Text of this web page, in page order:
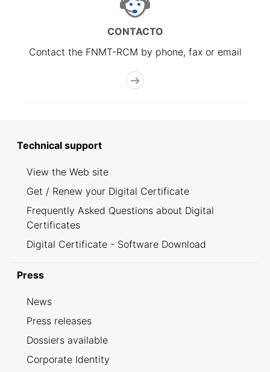
CONTACTO
Contact the FNMT-RCM by phone, fax or email
Technical support
View the Web site
Get / Renew your Digital Certificate
Frequently Asked Questions about Digital
Certificates
Digital Certificate - Software Download
Press
News
Press releases
Dossiers available
Corporate Identity